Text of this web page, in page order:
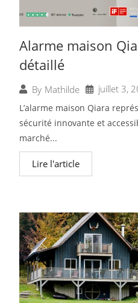
Alarme maison
détaillé
By Mathilde juillet 3,
L’alarme maison Qiara
sécurité innovante et
marché...
Lire l'article